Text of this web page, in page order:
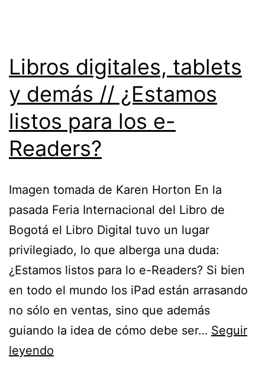
Libros digitales, tablets
y demás // ¿Estamos
listos para los e-
Readers?
Imagen tomada de Karen Horton En la
pasada Feria Internacional del Libro de
Bogotá el Libro Digital tuvo un lugar
privilegiado, lo que alberga una duda:
¿Estamos listos para lo e-Readers? Si bien
en todo el mundo los iPad están arrasando
no sólo en ventas, sino que además
guiando la idea de cómo debe ser… Seguir
leyendo